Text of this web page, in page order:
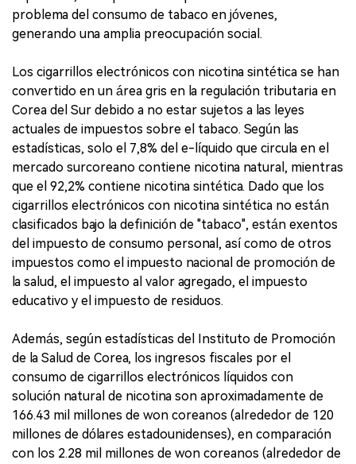
problema del consumo de tabaco en jóvenes,
generando una amplia preocupación social.
Los cigarrillos electrónicos con nicotina sintética se han
convertido en un área gris en la regulación tributaria en
Corea del Sur debido a no estar sujetos a las leyes
actuales de impuestos sobre el tabaco. Según las
estadísticas, solo el 7,8% del e-líquido que circula en el
mercado surcoreano contiene nicotina natural, mientras
que el 92,2% contiene nicotina sintética. Dado que los
cigarrillos electrónicos con nicotina sintética no están
clasificados bajo la definición de "tabaco", están exentos
del impuesto de consumo personal, así como de otros
impuestos como el impuesto nacional de promoción de
la salud, el impuesto al valor agregado, el impuesto
educativo y el impuesto de residuos.
Además, según estadísticas del Instituto de Promoción
de la Salud de Corea, los ingresos fiscales por el
consumo de cigarrillos electrónicos líquidos con
solución natural de nicotina son aproximadamente de
166.43 mil millones de won coreanos (alrededor de 120
millones de dólares estadounidenses), en comparación
con los 2.28 mil millones de won coreanos (alrededor de